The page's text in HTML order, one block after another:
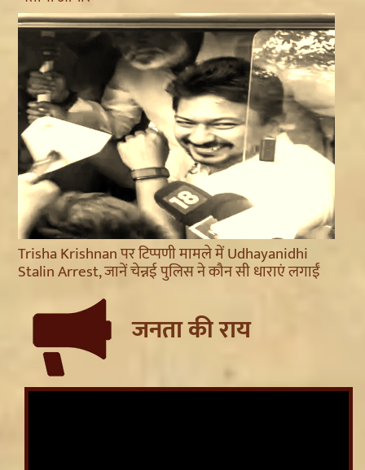
Trisha Krishnan पर टिप्पणी मामले में Udhayanidhi
Stalin Arrest, जानें चेन्नई पुलिस ने कौन सी धाराएं लगाईं
जनता की राय